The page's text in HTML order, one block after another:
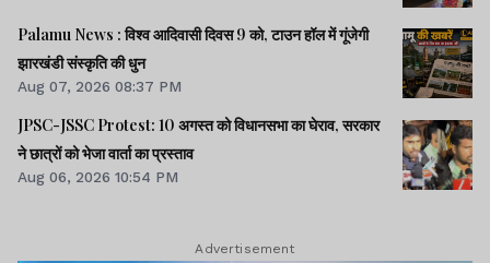
Palamu News : विश्व आदिवासी दिवस 9 को, टाउन हॉल में गूंजेगी
झारखंडी संस्कृति की धुन
Aug 07, 2026 08:37 PM
JPSC-JSSC Protest: 10 अगस्त को विधानसभा का घेराव, सरकार
ने छात्रों को भेजा वार्ता का प्रस्ताव
Aug 06, 2026 10:54 PM
Advertisement